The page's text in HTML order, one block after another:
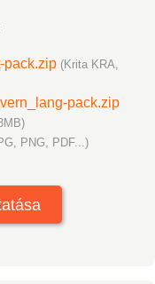
pack.zip (Krita KRA,
pack.zip
PNG, PDF...)